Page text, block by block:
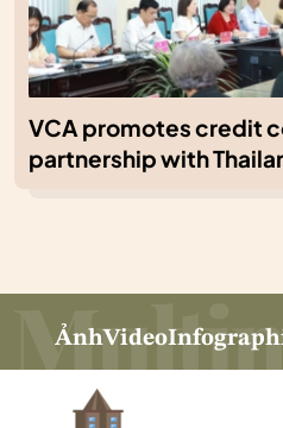
VCA promotes credit
partnership with
ẢnhVideo